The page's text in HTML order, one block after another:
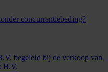
concurrentiebeding?
begeleid bij de verkoop van
B.V.